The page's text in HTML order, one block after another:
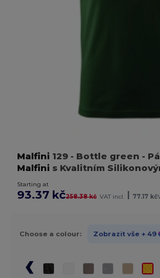
Malfini 129 - Bottle green -
Malfini s Kvalitním
Starting at
93.37 kč258.38 kč VAT incl. | 77.17 kč
Choose a colour: Zobrazit vše + 49